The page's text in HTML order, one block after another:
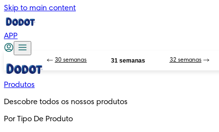
Skip to main content
APP
Produtos
Descobre todos os nossos produtos
Por Tipo De Produto
30 semanas 31 semanas 32 semanas